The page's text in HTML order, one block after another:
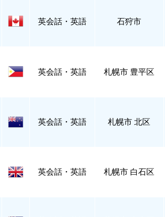
英会話・英語 石狩市
英会話・英語 札幌市 豊平区
英会話・英語 札幌市 北区
英会話・英語 札幌市 白石区